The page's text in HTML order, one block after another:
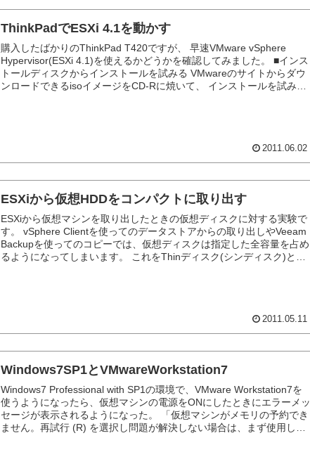
ThinkPadでESXi 4.1を動かす
購入したばかりのThinkPad T420ですが、 早速VMware vSphere
Hypervisor(ESXi 4.1)を使えるかどうかを確認してみました。 ■インス
トールディスクからインストールを試みる VMwareのサイトからダウ
ンロードできるisoイメージをCD-Rに焼いて、 インストールを試みて
2011.06.02
ESXiから仮想HDDをコンパクトに取り出す
ESXiから仮想マシンを取り出したときの仮想ディスクに対する実験で
す。 vSphere Clientを使ってのデータストアからの取り出しやVeeam
Backupを使ってのコピーでは、仮想ディスクは指定した全容量を占め
るようになってしまいます。 これをThinディスク(シンディスク)とし
2011.05.11
Windows7SP1とVMwareWorkstation7
Windows7 Professional with SP1の環境で、VMware Workstation7を
使うようになったら、仮想マシンの電源をONにしたときにエラーメッ
セージが表示されるようになった。 「仮想マシンがメモリの予約でき
ません。再試行 (R) を選択し問題が解決しない場合は、まず使用して